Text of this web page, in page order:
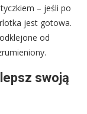
– jeśli po
jest gotowa.
od
swoją